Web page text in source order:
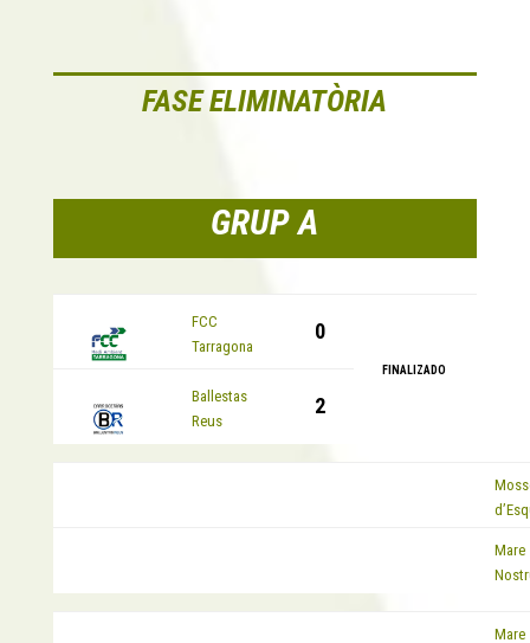
FASE ELIMINATÒRIA
GRUP A
FCC
Tarragona
0
FINALIZADO
Ballestas
Reus
2
Mare
Mare